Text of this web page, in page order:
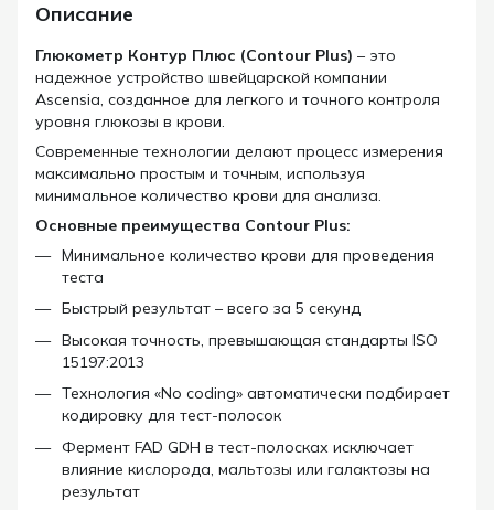
Описание
Глюкометр Контур Плюс (Contour Plus) – это
надежное устройство швейцарской компании
Ascensia, созданное для легкого и точного контроля
уровня глюкозы в крови.
Современные технологии делают процесс измерения
максимально простым и точным, используя
минимальное количество крови для анализа.
Основные преимущества Contour Plus:
Минимальное количество крови для проведения
теста
Быстрый результат – всего за 5 секунд
Высокая точность, превышающая стандарты ISO
15197:2013
Технология «No coding» автоматически подбирает
кодировку для тест-полосок
Фермент FAD GDH в тест-полосках исключает
влияние кислорода, мальтозы или галактозы на
результат